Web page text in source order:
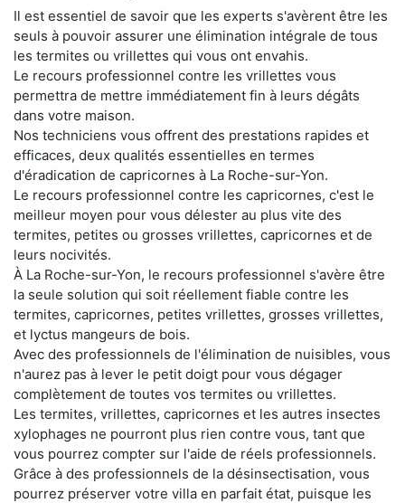
Il est essentiel de savoir que les experts s'avèrent être les
seuls à pouvoir assurer une élimination intégrale de tous
les termites ou vrillettes qui vous ont envahis.
Le recours professionnel contre les vrillettes vous
permettra de mettre immédiatement fin à leurs dégâts
dans votre maison.
Nos techniciens vous offrent des prestations rapides et
efficaces, deux qualités essentielles en termes
d'éradication de capricornes à La Roche-sur-Yon.
Le recours professionnel contre les capricornes, c'est le
meilleur moyen pour vous délester au plus vite des
termites, petites ou grosses vrillettes, capricornes et de
leurs nocivités.
À La Roche-sur-Yon, le recours professionnel s'avère être
la seule solution qui soit réellement fiable contre les
termites, capricornes, petites vrillettes, grosses vrillettes,
et lyctus mangeurs de bois.
Avec des professionnels de l'élimination de nuisibles, vous
n'aurez pas à lever le petit doigt pour vous dégager
complètement de toutes vos termites ou vrillettes.
Les termites, vrillettes, capricornes et les autres insectes
xylophages ne pourront plus rien contre vous, tant que
vous pourrez compter sur l'aide de réels professionnels.
Grâce à des professionnels de la désinsectisation, vous
pourrez préserver votre villa en parfait état, puisque les